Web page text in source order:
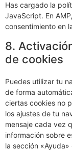
Has cargado la
JavaScript. En
consentimiento en
8.
de cookies
Puedes utilizar tu
de forma
ciertas cookies no
los ajustes de tu
mensaje cada vez
información sobre
la sección